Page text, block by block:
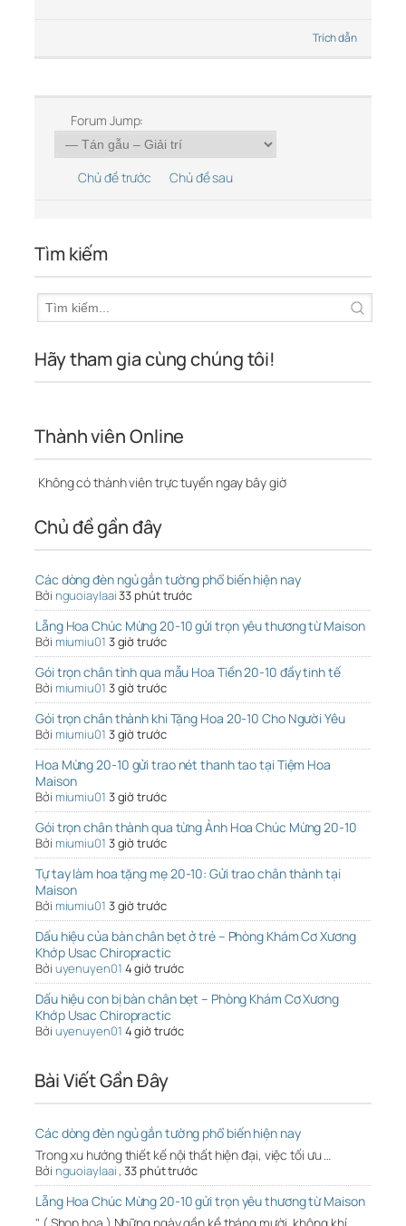
Trích dẫn
Forum Jump:
Chủ đề trước Chủ đề sau
Tìm kiếm
Hãy tham gia cùng chúng tôi!
Thành viên Online
Không có thành viên trực tuyến ngay bây giờ
Chủ đề gần đây
Các dòng đèn ngủ gắn tường phổ biến hiện nay
Bởi nguoiaylaai33 phút trước
Lẵng Hoa Chúc Mừng 20-10 gửi trọn yêu thương từ Maison
Bởi miumiu01 3 giờ trước
Gói trọn chân tình qua mẫu Hoa Tiền 20-10 đầy tinh tế
Bởi miumiu01 3 giờ trước
Gói trọn chân thành khi Tặng Hoa 20-10 Cho Người Yêu
Bởi miumiu01 3 giờ trước
Hoa Mừng 20-10 gửi trao nét thanh tao tại Tiệm Hoa
Maison
Bởi miumiu01 3 giờ trước
Gói trọn chân thành qua từng Ảnh Hoa Chúc Mừng 20-10
Bởi miumiu01 3 giờ trước
Tự tay làm hoa tặng mẹ 20-10: Gửi trao chân thành tại
Maison
Bởi miumiu01 3 giờ trước
Dấu hiệu của bàn chân bẹt ở trẻ – Phòng Khám Cơ Xương
Khớp Usac Chiropractic
Bởi uyenuyen01 4 giờ trước
Dấu hiệu con bị bàn chân bẹt – Phòng Khám Cơ Xương
Khớp Usac Chiropractic
Bởi uyenuyen01 4 giờ trước
Bài Viết Gần Đây
Các dòng đèn ngủ gắn tường phổ biến hiện nay
Trong xu hướng thiết kế nội thất hiện đại, việc tối ưu …
Bởi nguoiaylaai,33 phút trước
Lẵng Hoa Chúc Mừng 20-10 gửi trọn yêu thương từ Maison